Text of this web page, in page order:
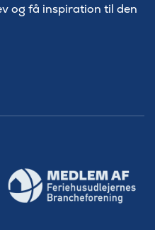
og få inspiration til den